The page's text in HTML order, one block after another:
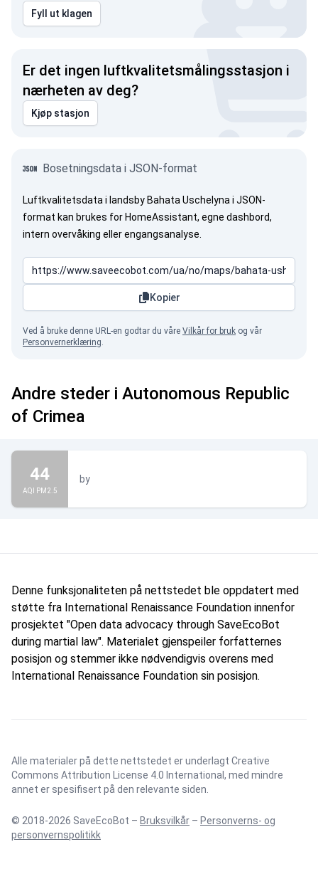
Fyll ut klagen
Er det ingen luftkvalitetsmålingsstasjon i
nærheten av deg?
Kjøp stasjon
Bosetningsdata i JSON-format
Luftkvalitetsdata i landsby Bahata Uschelyna i JSON-
format kan brukes for HomeAssistant, egne dashbord,
intern overvåking eller engangsanalyse.
Kopier
Ved å bruke denne URL-en godtar du våre Vilkår for bruk og vår
Personvernerklæring.
Andre steder i Autonomous Republic
of Crimea
44
AQI PM2.5
by
Denne funksjonaliteten på nettstedet ble oppdatert med
støtte fra International Renaissance Foundation innenfor
prosjektet "Open data advocacy through SaveEcoBot
during martial law". Materialet gjenspeiler forfatternes
posisjon og stemmer ikke nødvendigvis overens med
International Renaissance Foundation sin posisjon.
Alle materialer på dette nettstedet er underlagt Creative
Commons Attribution License 4.0 International , med mindre
annet er spesifisert på den relevante siden.
© 2018-2026 SaveEcoBot – Bruksvilkår – Personverns- og
personvernspolitikk